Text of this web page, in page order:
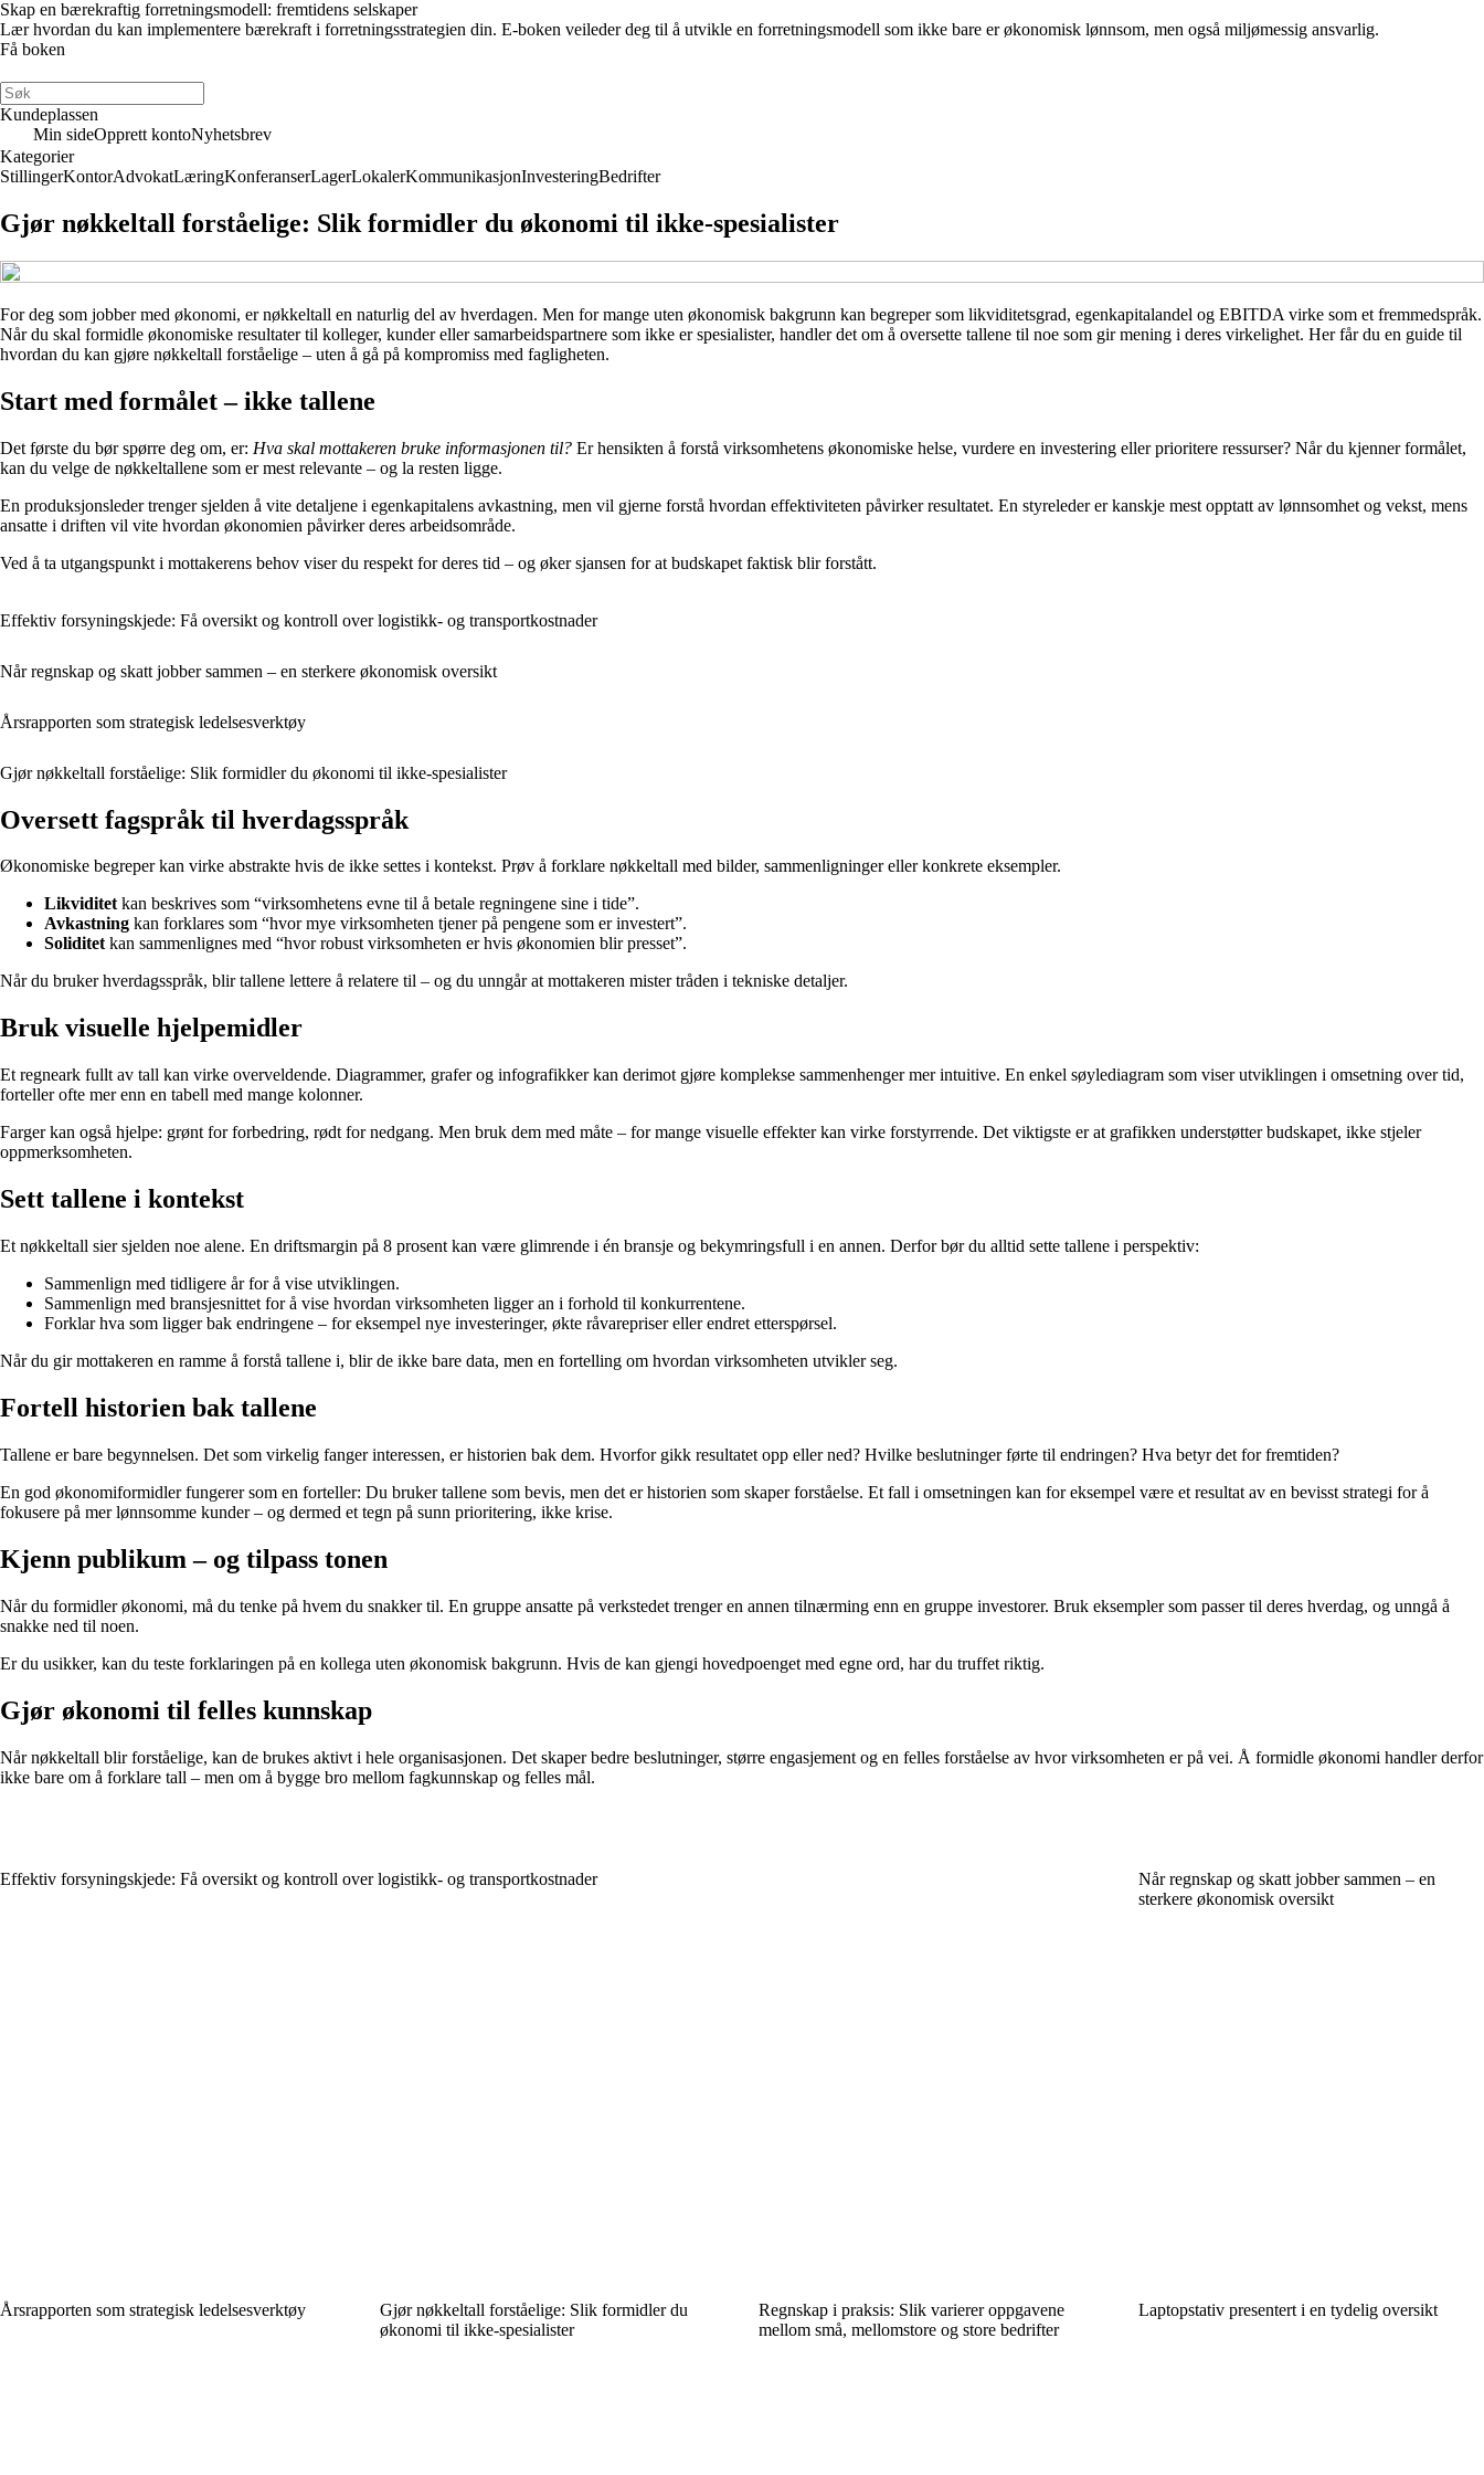
Skap en bærekraftig forretningsmodell: fremtidens selskaper
Lær hvordan du kan implementere bærekraft i forretningsstrategien din. E-boken veileder deg til å utvikle en forretningsmodell som ikke bare er økonomisk lønnsom, men også miljømessig ansvarlig.
Få boken
Kundeplassen
Min sideOpprett kontoNyhetsbrev
Kategorier
StillingerKontorAdvokatLæringKonferanserLagerLokalerKommunikasjonInvesteringBedrifter
Gjør nøkkeltall forståelige: Slik formidler du økonomi til ikke-spesialister
For deg som jobber med økonomi, er nøkkeltall en naturlig del av hverdagen. Men for mange uten økonomisk bakgrunn kan begreper som likviditetsgrad, egenkapitalandel og EBITDA virke som et fremmedspråk.
Når du skal formidle økonomiske resultater til kolleger, kunder eller samarbeidspartnere som ikke er spesialister, handler det om å oversette tallene til noe som gir mening i deres virkelighet. Her får du en guide til
hvordan du kan gjøre nøkkeltall forståelige – uten å gå på kompromiss med fagligheten.
Start med formålet – ikke tallene
Det første du bør spørre deg om, er: Hva skal mottakeren bruke informasjonen til? Er hensikten å forstå virksomhetens økonomiske helse, vurdere en investering eller prioritere ressurser? Når du kjenner formålet,
kan du velge de nøkkeltallene som er mest relevante – og la resten ligge.
En produksjonsleder trenger sjelden å vite detaljene i egenkapitalens avkastning, men vil gjerne forstå hvordan effektiviteten påvirker resultatet. En styreleder er kanskje mest opptatt av lønnsomhet og vekst, mens
ansatte i driften vil vite hvordan økonomien påvirker deres arbeidsområde.
Ved å ta utgangspunkt i mottakerens behov viser du respekt for deres tid – og øker sjansen for at budskapet faktisk blir forstått.
Effektiv forsyningskjede: Få oversikt og kontroll over logistikk- og transportkostnader
Når regnskap og skatt jobber sammen – en sterkere økonomisk oversikt
Årsrapporten som strategisk ledelsesverktøy
Gjør nøkkeltall forståelige: Slik formidler du økonomi til ikke-spesialister
Oversett fagspråk til hverdagsspråk
Økonomiske begreper kan virke abstrakte hvis de ikke settes i kontekst. Prøv å forklare nøkkeltall med bilder, sammenligninger eller konkrete eksempler.
Likviditetkan beskrives som “virksomhetens evne til å betale regningene sine i tide”.
Avkastning kan forklares som “hvor mye virksomheten tjener på pengene som er investert”.
Soliditetkan sammenlignes med “hvor robust virksomheten er hvis økonomien blir presset”.
Når du bruker hverdagsspråk, blir tallene lettere å relatere til – og du unngår at mottakeren mister tråden i tekniske detaljer.
Bruk visuelle hjelpemidler
Et regneark fullt av tall kan virke overveldende. Diagrammer, grafer og infografikker kan derimot gjøre komplekse sammenhenger mer intuitive. En enkel søylediagram som viser utviklingen i omsetning over tid,
forteller ofte mer enn en tabell med mange kolonner.
Farger kan også hjelpe: grønt for forbedring, rødt for nedgang. Men bruk dem med måte – for mange visuelle effekter kan virke forstyrrende. Det viktigste er at grafikken understøtter budskapet, ikke stjeler
oppmerksomheten.
Sett tallene i kontekst
Et nøkkeltall sier sjelden noe alene. En driftsmargin på 8 prosent kan være glimrende i én bransje og bekymringsfull i en annen. Derfor bør du alltid sette tallene i perspektiv:
Sammenlign med tidligere år for å vise utviklingen.
Sammenlign med bransjesnittet for å vise hvordan virksomheten ligger an i forhold til konkurrentene.
Forklar hva som ligger bak endringene – for eksempel nye investeringer, økte råvarepriser eller endret etterspørsel.
Når du gir mottakeren en ramme å forstå tallene i, blir de ikke bare data, men en fortelling om hvordan virksomheten utvikler seg.
Fortell historien bak tallene
Tallene er bare begynnelsen. Det som virkelig fanger interessen, er historien bak dem. Hvorfor gikk resultatet opp eller ned? Hvilke beslutninger førte til endringen? Hva betyr det for fremtiden?
En god økonomiformidler fungerer som en forteller: Du bruker tallene som bevis, men det er historien som skaper forståelse. Et fall i omsetningen kan for eksempel være et resultat av en bevisst strategi for å
fokusere på mer lønnsomme kunder – og dermed et tegn på sunn prioritering, ikke krise.
Kjenn publikum – og tilpass tonen
Når du formidler økonomi, må du tenke på hvem du snakker til. En gruppe ansatte på verkstedet trenger en annen tilnærming enn en gruppe investorer. Bruk eksempler som passer til deres hverdag, og unngå å
snakke ned til noen.
Er du usikker, kan du teste forklaringen på en kollega uten økonomisk bakgrunn. Hvis de kan gjengi hovedpoenget med egne ord, har du truffet riktig.
Gjør økonomi til felles kunnskap
Når nøkkeltall blir forståelige, kan de brukes aktivt i hele organisasjonen. Det skaper bedre beslutninger, større engasjement og en felles forståelse av hvor virksomheten er på vei. Å formidle økonomi handler derfor
ikke bare om å forklare tall – men om å bygge bro mellom fagkunnskap og felles mål.
Effektiv forsyningskjede: Få oversikt og kontroll over logistikk- og transportkostnader
Når regnskap og skatt jobber sammen – en
sterkere økonomisk oversikt
Årsrapporten som strategisk ledelsesverktøy
Gjør nøkkeltall forståelige: Slik formidler du
økonomi til ikke-spesialister
Regnskap i praksis: Slik varierer oppgavene
mellom små, mellomstore og store bedrifter
Laptopstativ presentert i en tydelig oversikt